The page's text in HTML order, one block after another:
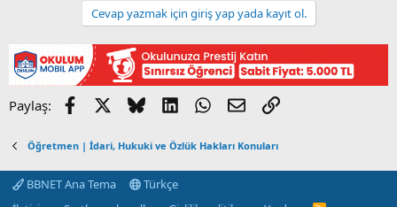
Cevap yazmak için giriş yap yada kayıt ol.
Paylaş: Facebook BlueskyLinkedInWhatsApp
E-postaLink
Öğretmen | İdari, Hukuki ve Özlük Hakları Konuları
BBNET Ana Tema
Türkçe